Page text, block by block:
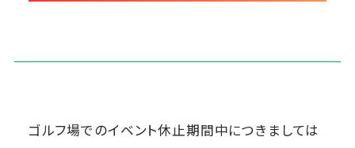
ゴルフ場でのイベント休止期間中につきましては